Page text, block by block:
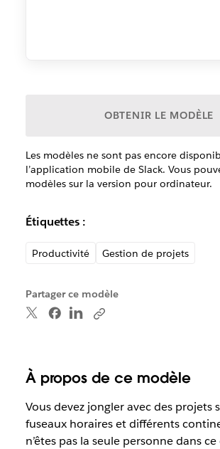
OBTENIR LE MODÈLE
Les modèles ne sont pas encore
l’application mobile de Slack. Vous
modèles sur la version pour ordinateur.
Étiquettes :
Productivité Gestion de projets
Partager ce modèle
À propos de ce modèle
Vous devez jongler avec des projets
fuseaux horaires et différents
n’êtes pas la seule personne dans ce